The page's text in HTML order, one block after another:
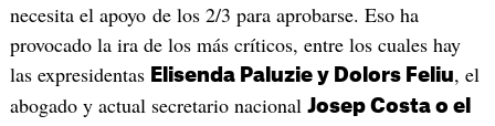
necesita el apoyo de los 2/3 para aprobarse. Eso ha
provocado la ira de los más críticos, entre los cuales hay
las expresidentas Elisenda Paluzie y Dolors Feliu, el
abogado y actual secretario nacional Josep Costa o el